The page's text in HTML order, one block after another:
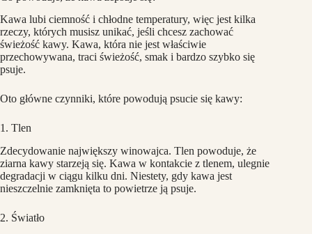
Kawa lubi ciemność i chłodne temperatury, więc jest kilka
rzeczy, których musisz unikać, jeśli chcesz zachować
świeżość kawy. Kawa, która nie jest właściwie
przechowywana, traci świeżość, smak i bardzo szybko się
psuje.
Oto główne czynniki, które powodują psucie się kawy:
1. Tlen
Zdecydowanie największy winowajca. Tlen powoduje, że
ziarna kawy starzeją się. Kawa w kontakcie z tlenem, ulegnie
degradacji w ciągu kilku dni. Niestety, gdy kawa jest
nieszczelnie zamknięta to powietrze ją psuje.
2. Światło